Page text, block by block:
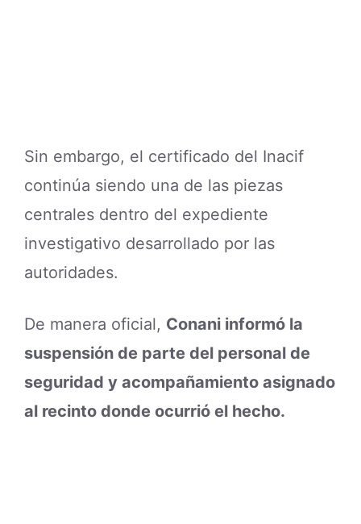
Sin embargo, el certificado del Inacif
continúa siendo una de las piezas
centrales dentro del expediente
investigativo desarrollado por las
autoridades.
De manera oficial, Conani informó la
suspensión de parte del personal de
seguridad y acompañamiento asignado
al recinto donde ocurrió el hecho.